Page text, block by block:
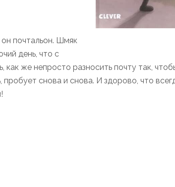
почтальон. Шмяк
день, что с
же непросто разносить почту так,
снова и снова. И здорово, что